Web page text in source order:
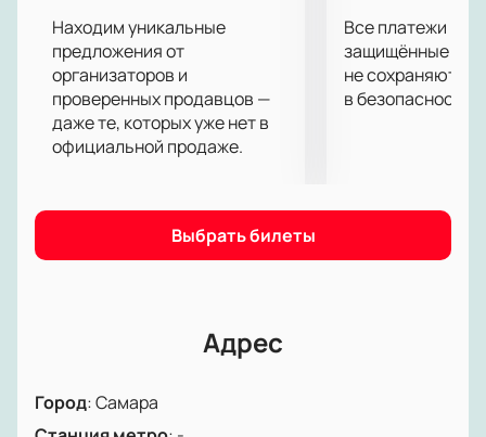
Находим уникальные
предложения от
организаторов и
проверенных продавцов —
даже те, которых уже нет в
официальной продаже.
Все платежи
защищённые
не сохраняются
в безопасности.
Выбрать билеты
Адрес
Город:Самара